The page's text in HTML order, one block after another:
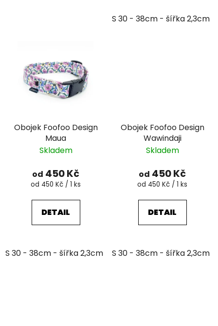
S 30 - 38cm - šířka 2,3cm
Obojek Foofoo Design
Maua
Skladem
od 450 Kč
Měrná
od 450 Kč / 1 ks
DETAIL
S 30 - 38cm - šířka 2,3cm XL 48 - 63cm - šířka 4,3cm
Obojek Foofoo Design
Wawindaji
Skladem
od 450 Kč
Měrná
od 450 Kč / 1 ks
DETAIL
S 30 - 38cm - šířka 2,3cm